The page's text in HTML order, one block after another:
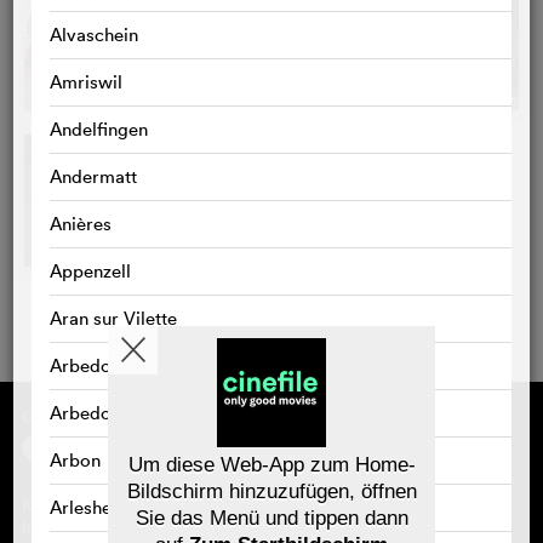
Alvaschein
Amriswil
Andelfingen
Andermatt
Anières
Appenzell
Aran sur Vilette
Arbedo
Arbedo-Castione
Arbon
Arlesheim
Gefördert von
Kontakt
Impressum
Registrieren/abonnieren
Newsletter
Häufig gestellte Fragen (FAQ)
Gutscheine
Um diese Web-App zum Home-
Bildschirm hinzuzufügen, öffnen
Sie das Menü und tippen dann